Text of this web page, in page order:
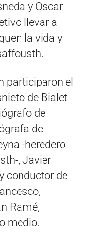
y Oscar
llevar a
la vida y
participaron el
de Bialet
de
de
-heredero
, Javier
conductor de
Ramé,
medio.